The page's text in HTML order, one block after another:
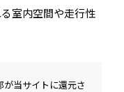
室内空間や走行性
当サイトに還元さ